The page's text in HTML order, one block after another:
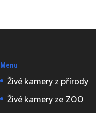
Menu
Živé kamery z přírody
Živé kamery ze ZOO